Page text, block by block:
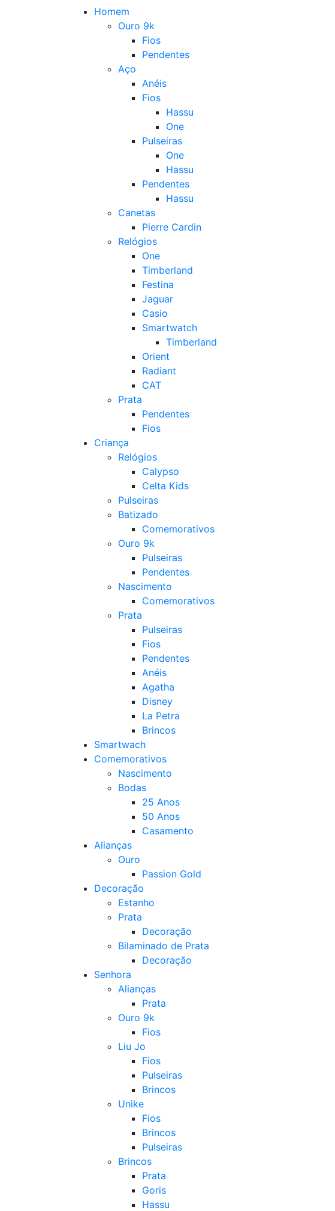
Homem
Ouro 9k
Fios
Pendentes
Aço
Anéis
Fios
Hassu
One
Pulseiras
One
Hassu
Pendentes
Hassu
Canetas
Pierre Cardin
Relógios
One
Timberland
Festina
Jaguar
Casio
Smartwatch
Timberland
Orient
Radiant
CAT
Prata
Pendentes
Fios
Criança
Relógios
Calypso
Celta Kids
Pulseiras
Batizado
Comemorativos
Ouro 9k
Pulseiras
Pendentes
Nascimento
Comemorativos
Prata
Pulseiras
Fios
Pendentes
Anéis
Agatha
Disney
La Petra
Brincos
Smartwach
Comemorativos
Nascimento
Bodas
25 Anos
50 Anos
Casamento
Alianças
Ouro
Passion Gold
Decoração
Estanho
Prata
Decoração
Bilaminado de Prata
Decoração
Senhora
Alianças
Prata
Ouro 9k
Fios
Liu Jo
Fios
Pulseiras
Brincos
Unike
Fios
Brincos
Pulseiras
Brincos
Prata
Goris
Hassu